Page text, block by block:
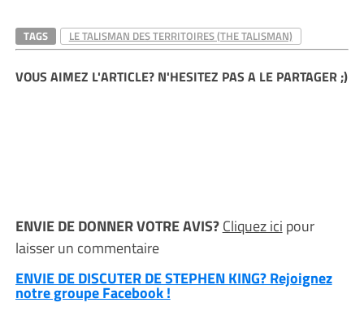
TAGS LE TALISMAN DES TERRITOIRES (THE TALISMAN)
VOUS AIMEZ L'ARTICLE? N'HESITEZ PAS A LE PARTAGER ;)
ENVIE DE DONNER VOTRE AVIS?Cliquez ici pour
laisser un commentaire
ENVIE DE DISCUTER DE STEPHEN KING? Rejoignez
notre groupe Facebook !